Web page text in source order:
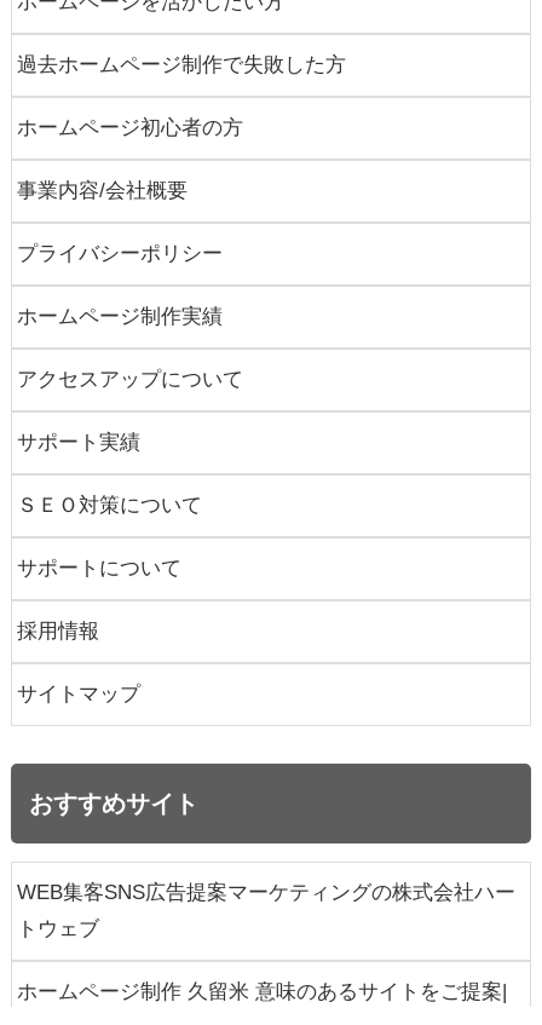
過去ホームページ制作で失敗した方
ホームページ初心者の方
事業内容/会社概要
プライバシーポリシー
ホームページ制作実績
アクセスアップについて
サポート実績
ＳＥＯ対策について
サポートについて
採用情報
サイトマップ
おすすめサイト
WEB集客SNS広告提案マーケティングの株式会社ハー
トウェブ
ホームページ制作 久留米 意味のあるサイトをご提案|